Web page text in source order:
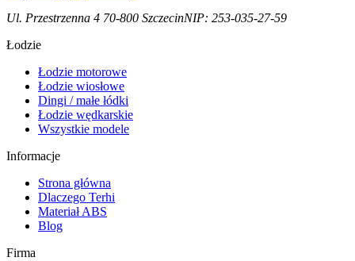
Ul. Przestrzenna 4 70-800 SzczecinNIP: 253-035-27-59
Łodzie
Łodzie motorowe
Łodzie wiosłowe
Dingi / małe łódki
Łodzie wędkarskie
Wszystkie modele
Informacje
Strona główna
Dlaczego Terhi
Materiał ABS
Blog
Firma